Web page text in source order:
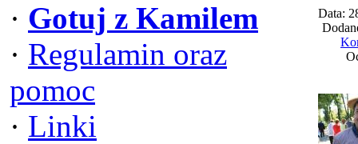
· Gotuj z Kamilem
· Regulamin oraz
pomoc
· Linki
Data: